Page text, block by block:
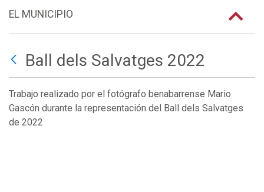
EL MUNICIPIO
Ball dels Salvatges 2022
Trabajo realizado por el fotógrafo benabarrense Mario
Gascón durante la representación del Ball dels Salvatges
de 2022